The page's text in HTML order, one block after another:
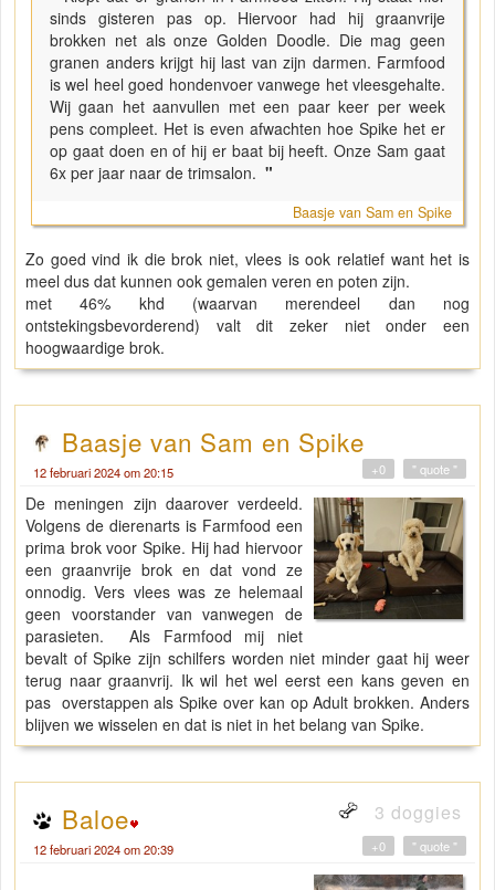
sinds gisteren pas op. Hiervoor had hij graanvrije
brokken net als onze Golden Doodle. Die mag geen
granen anders krijgt hij last van zijn darmen. Farmfood
is wel heel goed hondenvoer vanwege het vleesgehalte.
Wij gaan het aanvullen met een paar keer per week
pens compleet. Het is even afwachten hoe Spike het er
op gaat doen en of hij er baat bij heeft. Onze Sam gaat
6x per jaar naar de trimsalon. "
Baasje van Sam en Spike
Zo goed vind ik die brok niet, vlees is ook relatief want het is
meel dus dat kunnen ook gemalen veren en poten zijn.
met 46% khd (waarvan merendeel dan nog
ontstekingsbevorderend) valt dit zeker niet onder een
hoogwaardige brok.
Baasje van Sam en Spike
12 februari 2024 om 20:15 " quote "
+0
De meningen zijn daarover verdeeld.
Volgens de dierenarts is Farmfood een
prima brok voor Spike. Hij had hiervoor
een graanvrije brok en dat vond ze
onnodig. Vers vlees was ze helemaal
geen voorstander van vanwegen de
parasieten. Als Farmfood mij niet
bevalt of Spike zijn schilfers worden niet minder gaat hij weer
terug naar graanvrij. Ik wil het wel eerst een kans geven en
pas overstappen als Spike over kan op Adult brokken. Anders
blijven we wisselen en dat is niet in het belang van Spike.
Baloe 3 doggies
12 februari 2024 om 20:39 " quote "
+0